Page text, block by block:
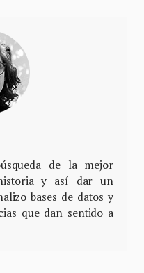
de la mejor
y así dar un
bases de datos y
que dan sentido a